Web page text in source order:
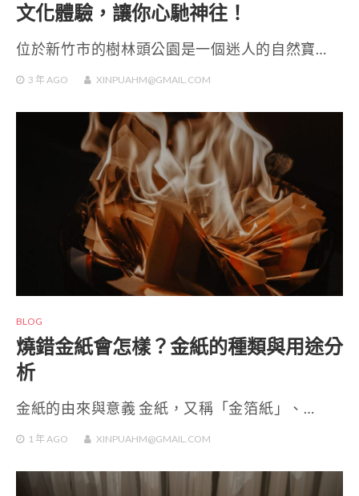
文化體驗，讓你心馳神往！
位於新竹市的樹林頭公園是一個迷人的自然寶…
3 年AGO XINPUAHM@GMAIL.COM
BLOG
燒錯金紙會怎樣？金紙的種類與用途分
析
金紙的由來與意義 金紙，又稱「金箔紙」、…
1 年AGO XINPUAHM@GMAIL.COM